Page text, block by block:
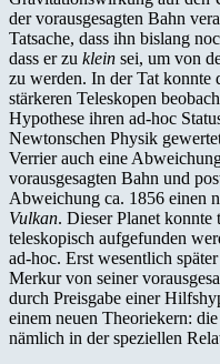
der vorausgesagten Bahn
Tatsache, dass ihn bislang
dass er zu klein sei, um von
zu werden. In der Tat konnte
stärkeren Teleskopen
Hypothese ihren ad-hoc
Newtonschen Physik
Verrier auch eine
vorausgesagten Bahn und
Abweichung ca. 1856 einen
Vulkan. Dieser Planet konnte
teleskopisch aufgefunden
ad-hoc. Erst wesentlich
Merkur von seiner
durch Preis­gabe einer
einem neuen Theoriekern:
nämlich in der speziellen